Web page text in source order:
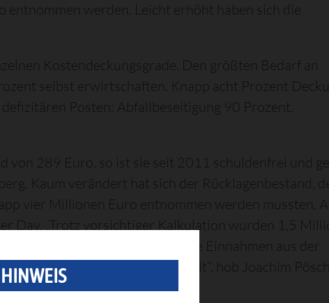
entnommen werden. Leicht erhöht haben sich die
Kostendeckungsgrade. Den größten Bedarf an
selbst erwirtschaften. Knapp acht Prozent
Posten: Abfallbeseitigung 90 Prozent,
von 289 Euro, so ist sie seit 2011 schuldenfrei und
Kaum verändert hat sich der Rücklagenbestand,
vier Millionen Euro entnommen werden mussten.
Day. „Trotz vorsichtiger Kalkulation wurden 1,5
wie auch in den Vorjahren: Die Einnahmen aus der
für den Gesamthaushalt“, hob Joachim